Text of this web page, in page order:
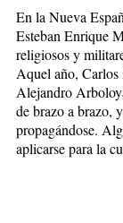
En la Nueva
Esteban Enrique
religiosos y
Aquel año,
Alejandro
de brazo a brazo,
propagándose.
aplicarse para la